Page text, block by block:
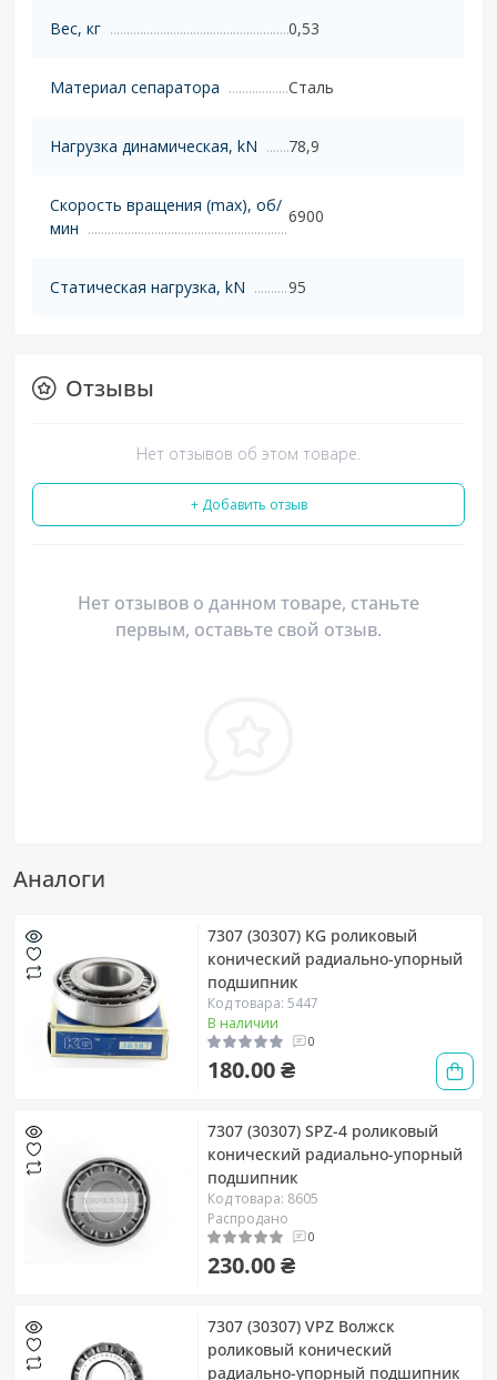
Вес, кг 0,53
Материал сепаратора Сталь
Нагрузка динамическая, kN 78,9
Скорость вращения (max), об/
мин
6900
Статическая нагрузка, kN 95
Отзывы
Нет отзывов об этом товаре.
+ Добавить отзыв
Нет отзывов о данном товаре, станьте
первым, оставьте свой отзыв.
Аналоги
7307 (30307) KG роликовый
конический радиально-упорный
подшипник
Код товара: 5447
В наличии
0
180.00 ₴
7307 (30307) SPZ-4 роликовый
конический радиально-упорный
подшипник
Код товара: 8605
Распродано
0
230.00 ₴
7307 (30307) VPZ Волжск
роликовый конический
радиально-упорный подшипник